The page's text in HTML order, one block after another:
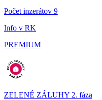
Počet inzerátov 9
Info v RK
PREMIUM
ZELENÉ ZÁLUHY 2. fáza